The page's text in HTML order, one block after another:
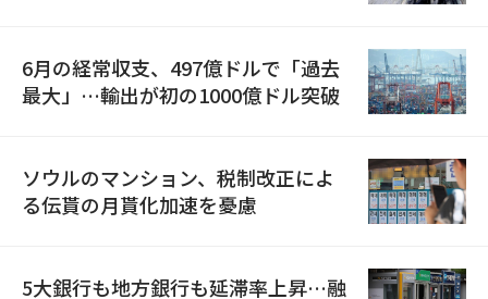
6月の経常収支、497億ドルで「過去
最大」…輸出が初の1000億ドル突破
ソウルのマンション、税制改正によ
る伝貰の月貰化加速を憂慮
5大銀行も地方銀行も延滞率上昇…融